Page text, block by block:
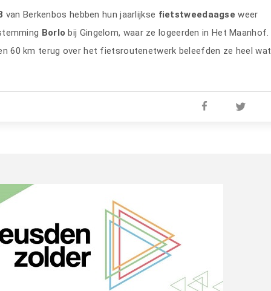
van Berkenbos hebben hun jaarlijkse fietstweedaagseweer
Borlobij Gingelom, waar ze logeerden in Het Maanhof.
60 km terug over het fietsroutenetwerk beleefden ze heel wat